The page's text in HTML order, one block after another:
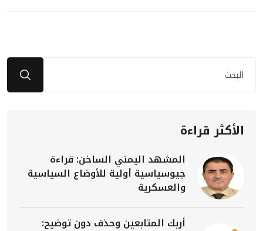
الأكثر قراءة
المشهد اليمني الساخن: قراءة
جيوسياسية أولية للأوضاع السياسية
والعسكرية
أربك المتابعين وحذف دون توضيح: